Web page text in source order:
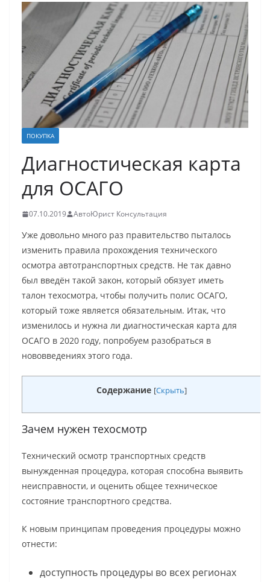
ПОКУПКА
Диагностическая карта
для ОСАГО
07.10.2019 АвтоЮрист Консультация
Уже довольно много раз правительство пыталось
изменить правила прохождения технического
осмотра автотранспортных средств. Не так давно
был введён такой закон, который обязует иметь
талон техосмотра, чтобы получить полис ОСАГО,
который тоже является обязательным. Итак, что
изменилось и нужна ли диагностическая карта для
ОСАГО в 2020 году, попробуем разобраться в
нововведениях этого года.
Содержание [Скрыть]
Зачем нужен техосмотр
Технический осмотр транспортных средств
вынужденная процедура, которая способна выявить
неисправности, и оценить общее техническое
состояние транспортного средства.
К новым принципам проведения процедуры можно
отнести:
доступность процедуры во всех регионах